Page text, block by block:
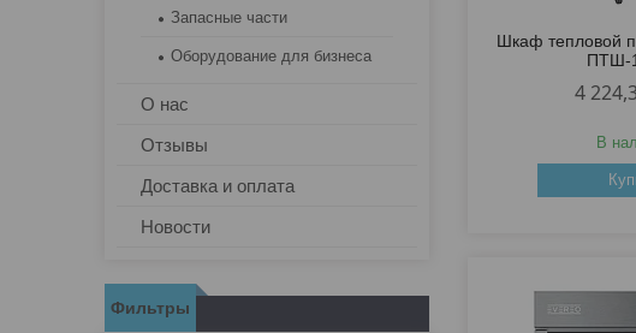
Шкаф тепловой
ПТШ-
4
В
Запасные части
Оборудование для бизнеса
О нас
Отзывы
Доставка и оплата
Новости
Фильтры